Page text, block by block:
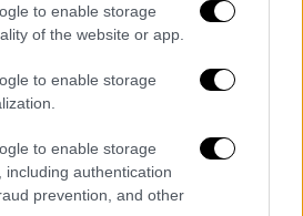
to enable storage
of the website or app.
to enable storage
to enable storage
including authentication
prevention, and other
και ένα γεμιστήρα
φέρεται να
Αρχές ότι χρησιμοποίησε
Πάνου Καλλίτση,
φορές στον θώρακα και
που του είχε στήσει.
που του είχε